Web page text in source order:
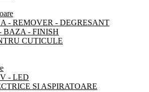
- REMOVER - DEGRESANT
BAZA - FINISH
CUTICULE
- LED
SI ASPIRATOARE